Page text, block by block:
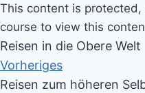
This content is protected,
course to view this
Reisen in die Obere Welt
Vorheriges
Reisen zum höheren